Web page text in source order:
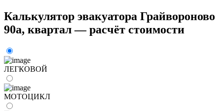
Калькулятор эвакуатора Грайвороново
90а, квартал — расчёт стоимости
ЛЕГКОВОЙ
МОТОЦИКЛ